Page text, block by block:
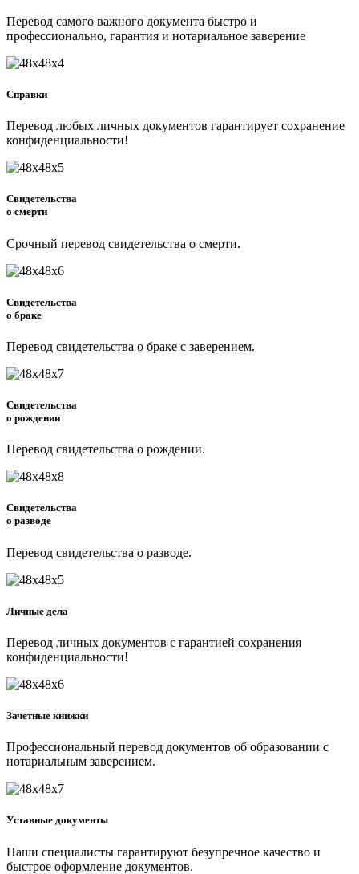
Перевод самого важного документа быстро и
профессионально, гарантия и нотариальное заверение
Справки
Перевод любых личных документов гарантирует сохранение
конфиденциальности!
Свидетельства
о смерти
Срочный перевод свидетельства о смерти.
Свидетельства
о браке
Перевод свидетельства о браке с заверением.
Свидетельства
о рождении
Перевод свидетельства о рождении.
Свидетельства
о разводе
Перевод свидетельства о разводе.
Личные дела
Перевод личных документов с гарантией сохранения
конфиденциальности!
Зачетные книжки
Профессиональный перевод документов об образовании с
нотариальным заверением.
Уставные документы
Наши специалисты гарантируют безупречное качество и
быстрое оформление документов.